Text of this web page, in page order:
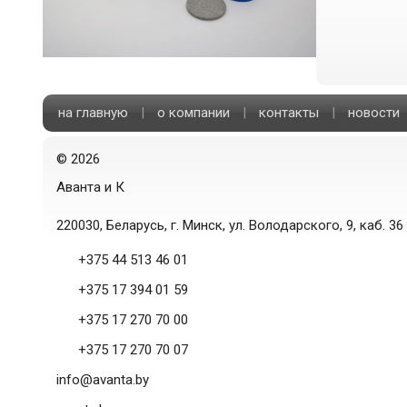
на главную | о компании | контакты | новости
© 2026
Аванта и К
220030, Беларусь, г. Минск, ул. Володарского, 9, каб. 36
+375 44 513 46 01
+375 17 394 01 59
+375 17 270 70 00
+375 17 270 70 07
info@avanta.by